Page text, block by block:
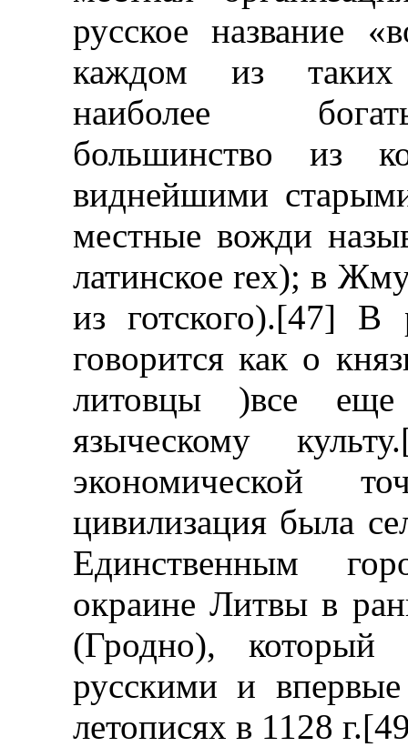
русское название
каждом из таких
наиболее
большинство из
виднейшими
местные вожди
латинское rex); в
из готского).[47] В
говорится как о
литовцы )все еще
языческому
экономической
цивилизация была
Единственным
окраине Литвы в
(Гродно),
русскими и
летописях в 1128